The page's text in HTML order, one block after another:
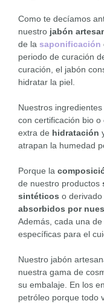
Como te decíamos
nuestro jabón
de la saponificación
periodo de curación
curación, el jabón
hidratar la piel.
Nuestros
con certificación bio o
extra de hidratación
atrapan la humedad
Porque la
de nuestro productos
sintéticos o
absorbidos por
Además, cada una
específicas para el
Nuestro jabón
nuestra gama de
su embalaje. En los
petróleo porque todo